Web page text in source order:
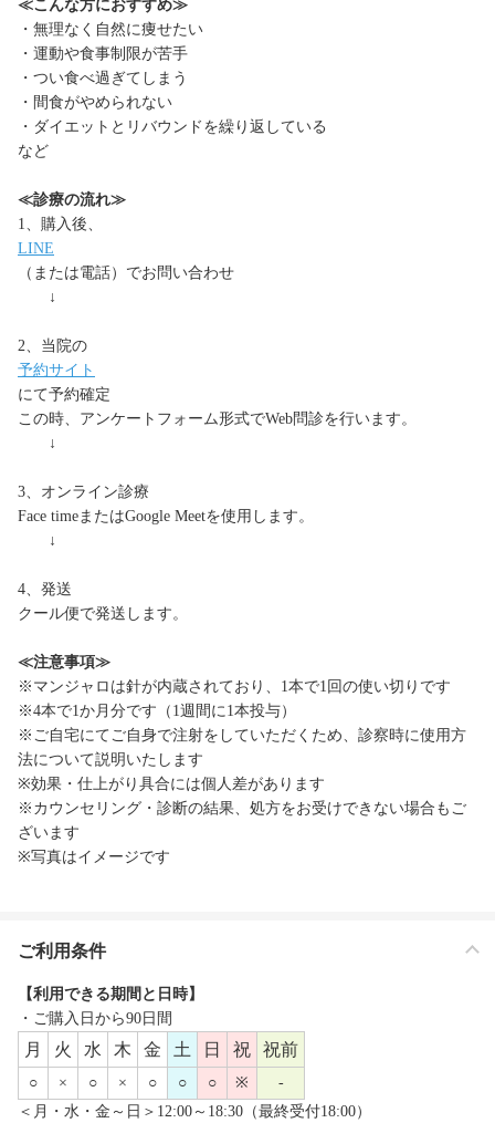
≪こんな方におすすめ≫
・無理なく自然に痩せたい
・運動や食事制限が苦手
・つい食べ過ぎてしまう
・間食がやめられない
・ダイエットとリバウンドを繰り返している
など
≪診療の流れ≫
1、購入後、
LINE
（または電話）でお問い合わせ
↓
2、当院の
予約サイト
にて予約確定
この時、アンケートフォーム形式でWeb問診を行います。
↓
3、オンライン診療
Face timeまたはGoogle Meetを使用します。
↓
4、発送
クール便で発送します。
≪注意事項≫
※マンジャロは針が内蔵されており、1本で1回の使い切りです
※4本で1か月分です（1週間に1本投与）
※ご自宅にてご自身で注射をしていただくため、診察時に使用方
法について説明いたします
※効果・仕上がり具合には個人差があります
※カウンセリング・診断の結果、処方をお受けできない場合もご
ざいます
※写真はイメージです
ご利用条件
【利用できる期間と日時】
・ご購入日から90日間
月 火 水 木 金 土 日 祝 祝前
○ × ○ × ○ ○ ○ ※
-
＜月・水・金～日＞12:00～18:30（最終受付18:00）